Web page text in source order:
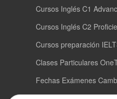
Cursos Inglés C1
Cursos Inglés C2
Cursos preparación
Clases Particulares
Fechas Exámenes